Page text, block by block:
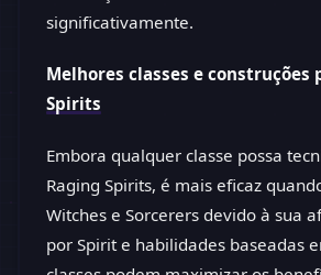
significativamente.
Melhores classes e construções
Spirits
Embora qualquer classe possa
Raging Spirits, é mais eficaz
Witches e Sorcerers devido à sua
por Spirit e habilidades baseadas